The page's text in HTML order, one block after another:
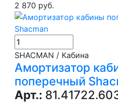
2 870 руб.
SHACMAN / Кабина
Амортизатор
поперечный
Арт.: